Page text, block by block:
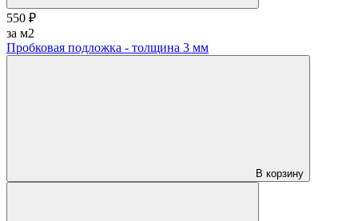
550 ₽
за м2
Пробковая подложка - толщина 3 мм
В корзину